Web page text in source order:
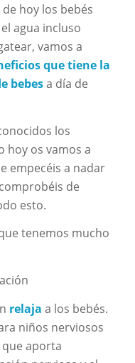
hoy los bebés
agua incluso
vamos a
que tiene la
bebesa día de
los
hoy os vamos a
empecéis a nadar
de
esto.
tenemos mucho
relaja a los bebés.
niños nerviosos
aporta